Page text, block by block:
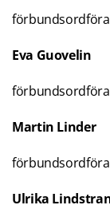
Eva Guovelin
Martin Linder
Ulrika